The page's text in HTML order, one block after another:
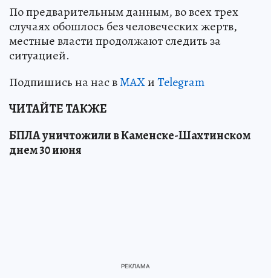
По предварительным данным, во всех трех
случаях обошлось без человеческих жертв,
местные власти продолжают следить за
ситуацией.
Подпишись на нас вMAXиTelegram
ЧИТАЙТЕ ТАКЖЕ
БПЛА уничтожили в Каменске-Шахтинском
днем 30 июня